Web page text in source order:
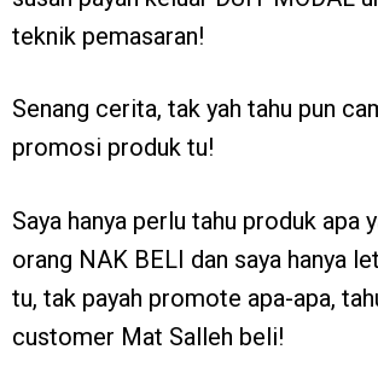
teknik pemasaran!
Senang cerita, tak yah tahu pun
promosi produk tu!
Saya hanya perlu tahu produk apa
orang NAK BELI dan saya hanya
tu, tak payah promote apa-apa,
customer Mat Salleh beli!